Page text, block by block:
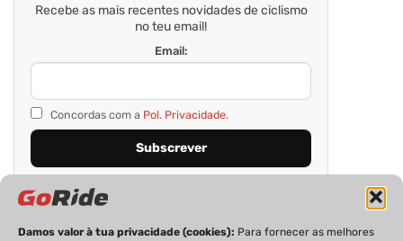
Damos valor à tua privacidade (cookies): Para fornecer as melhores
Recebe as mais recentes novidades de ciclismo
no teu email!
Email:
Concordas com a Pol. Privacidade.